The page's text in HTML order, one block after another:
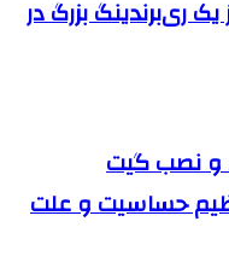
ری‌برندینگ بزرگ در
و نصب گیت
حساسیت و علت